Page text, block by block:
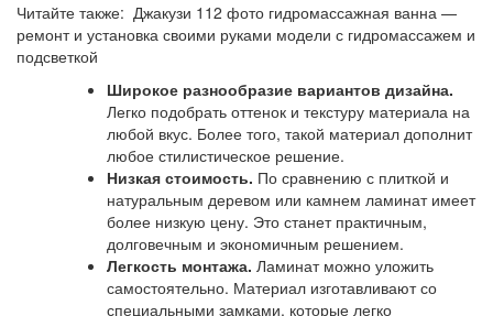
Читайте также: Джакузи 112 фото гидромассажная ванна —
ремонт и установка своими руками модели с гидромассажем и
подсветкой
Широкое разнообразие вариантов дизайна.
Легко подобрать оттенок и текстуру материала на
любой вкус. Более того, такой материал дополнит
любое стилистическое решение.
Низкая стоимость. По сравнению с плиткой и
натуральным деревом или камнем ламинат имеет
более низкую цену. Это станет практичным,
долговечным и экономичным решением.
Легкость монтажа. Ламинат можно уложить
самостоятельно. Материал изготавливают со
специальными замками, которые легко